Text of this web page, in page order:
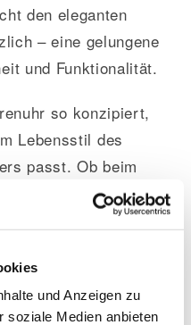
und Anzeigen zu
soziale Medien anbieten
den eleganten
– eine gelungene
und Funktionalität.
so konzipiert,
Lebensstil des
passt. Ob beim
oder beim legeren
setzt stets
Armbandes in